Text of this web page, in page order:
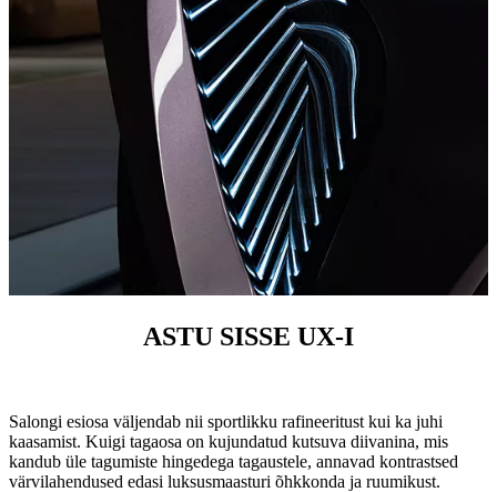
ASTU SISSE UX-I
Salongi esiosa väljendab nii sportlikku rafineeritust kui ka juhi
kaasamist. Kuigi tagaosa on kujundatud kutsuva diivanina, mis
kandub üle tagumiste hingedega tagaustele, annavad kontrastsed
värvilahendused edasi luksusmaasturi õhkkonda ja ruumikust.